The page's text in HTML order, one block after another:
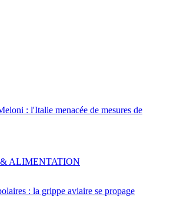
: l'Italie menacée de mesures de
: la grippe aviaire se propage
ALIMENTATION